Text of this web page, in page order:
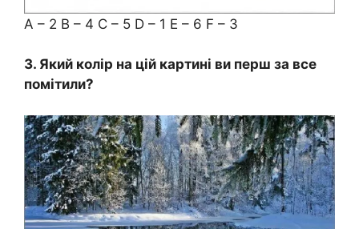
A – 2 B – 4 C – 5 D – 1 E – 6 F – 3
3. Який колір на цій картині ви перш за все
помітили?